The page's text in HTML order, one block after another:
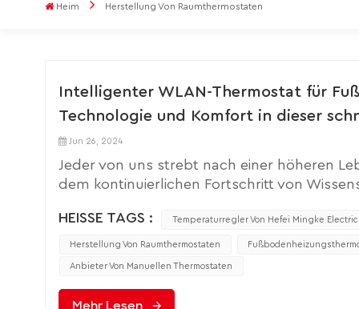
Heim Herstellung Von Raumthermostaten
Intelligenter WLAN-Thermostat für
Technologie und Komfort in dieser
Jun 26, 2024
Jeder von uns strebt nach einer höheren
dem kontinuierlichen Fortschritt von
Hightech- und Komfortprodukten in einem
WLAN-Thermostat für
verfügt außerdem über die Funktion der
eine mobile APP überwachen und
HEISSE TAGS : Temperaturregler Von Hefei Mingke Electric
Herstellung Von Raumthermostaten
Anbieter Von Manuellen Thermostaten
Mehr Lesen